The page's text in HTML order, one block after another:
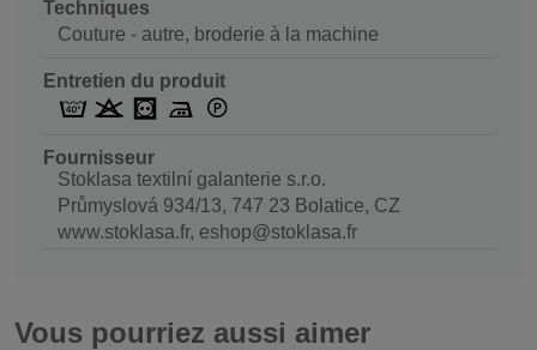
Techniques
Couture - autre, broderie à la machine
Entretien du produit
Fournisseur
Stoklasa textilní galanterie s.r.o.
Průmyslová 934/13, 747 23 Bolatice, CZ
www.stoklasa.fr, eshop@stoklasa.fr
Vous pourriez aussi aimer